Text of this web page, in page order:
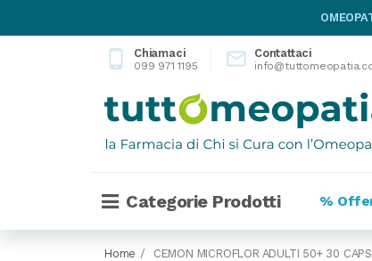
phone_android Chiamaci
099 971 1195  Contattaci
Categorie Prodotti %
Home CEMON MICROFLOR ADULTI 50+ 30